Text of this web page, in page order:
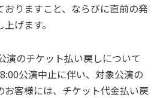
りますこと、ならびに直前の発
げます。
のチケット払い戻しについて
公演中止に伴い、対象公演の
客様には、チケット代金払い戻